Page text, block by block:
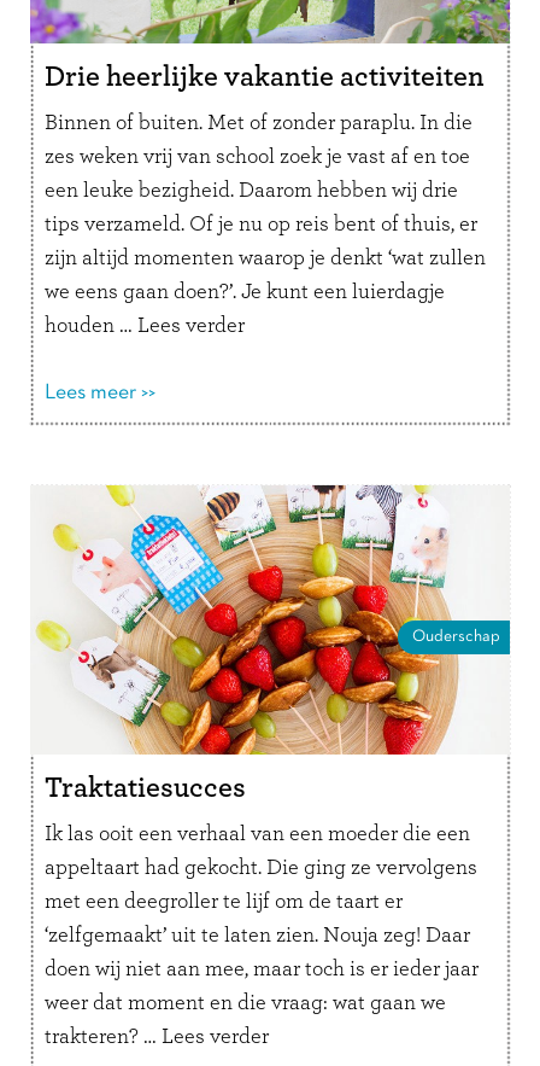
Drie heerlijke vakantie activiteiten
Binnen of buiten. Met of zonder paraplu. In die
zes weken vrij van school zoek je vast af en toe
een leuke bezigheid. Daarom hebben wij drie
tips verzameld. Of je nu op reis bent of thuis, er
zijn altijd momenten waarop je denkt ‘wat zullen
we eens gaan doen?’. Je kunt een luierdagje
houden … Lees verder
Lees meer >>
Ouderschap
Traktatiesucces
Ik las ooit een verhaal van een moeder die een
appeltaart had gekocht. Die ging ze vervolgens
met een deegroller te lijf om de taart er
‘zelfgemaakt’ uit te laten zien. Nouja zeg! Daar
doen wij niet aan mee, maar toch is er ieder jaar
weer dat moment en die vraag: wat gaan we
trakteren? … Lees verder